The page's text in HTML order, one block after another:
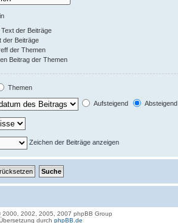
der Beiträge
der Beiträge
der Themen
Beitrag der Themen
Themen
Aufsteigend Absteigend
Zeichen der Beiträge anzeigen
2000, 2002, 2005, 2007 phpBB Group
durch phpBB.de